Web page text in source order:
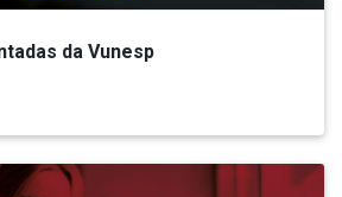
da Vunesp